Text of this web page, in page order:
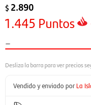
$ 2.890
1.445 Puntos
-
Vendido y enviado por La